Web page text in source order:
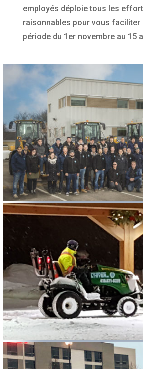
employés déploie tous les
raisonnables pour vous faciliter
période du 1er novembre au 15